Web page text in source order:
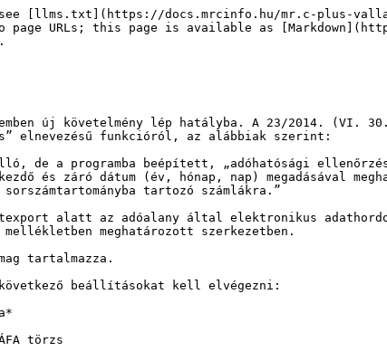
see [llms.txt](https://docs.mrcinfo.hu/mr.c-plus-
page URLs; this page is available as
új követelmény lép hatályba. A 23/2014.
elnevezésű funkcióról, az alábbiak szerint:
de a programba beépített, „adóhatósági
és záró dátum (év, hónap, nap) megadásával
sorszámtartományba tartozó számlákra.”
alatt az adóalany által elektronikus
meghatározott szerkezetben.
tartalmazza.
következő beállításokat kell elvégezni:
törzs